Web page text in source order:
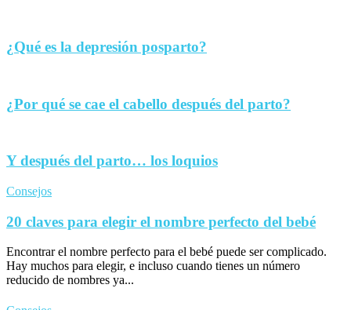
¿Qué es la depresión posparto?
¿Por qué se cae el cabello después del parto?
Y después del parto… los loquios
Consejos
20 claves para elegir el nombre perfecto del bebé
Encontrar el nombre perfecto para el bebé puede ser complicado.
Hay muchos para elegir, e incluso cuando tienes un número
reducido de nombres ya...